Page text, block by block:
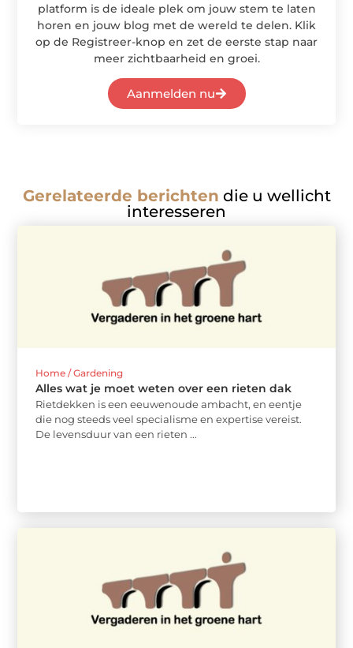
platform is de ideale plek om jouw stem te laten
horen en jouw blog met de wereld te delen. Klik
op de Registreer-knop en zet de eerste stap naar
meer zichtbaarheid en groei.
Aanmelden nu
Gerelateerde berichten die u wellicht
interesseren
Home / Gardening
Alles wat je moet weten over een rieten dak
Rietdekken is een eeuwenoude ambacht, en eentje
die nog steeds veel specialisme en expertise vereist.
De levensduur van een rieten ...